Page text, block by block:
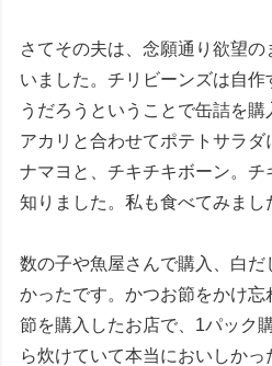
さてその夫は、念願通り欲望
いました。チリビーンズは自作
うだろうということで缶詰を
アカリと合わせてポテトサラ
ナマヨと、チキチキボーン。チ
知りました。私も食べてみまし
数の子や魚屋さんで購入、白
かったです。かつお節をかけ
節を購入したお店で、1パック
ら炊けていて本当においしかっ